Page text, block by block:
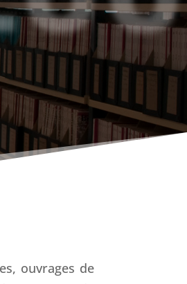
ouvrages de